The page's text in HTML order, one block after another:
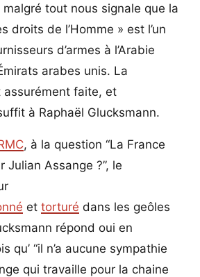
malgré tout nous signale que la
droits de l’Homme » est l’un
d’armes à l’Arabie
arabes unis. La
assurément faite, et
à Raphaël Glucksmann.
, à la question “La France
Assange ?”, le
et torturé dans les geôles
répond oui en
qu’ “il n’a aucune sympathie
qui travaille pour la chaine